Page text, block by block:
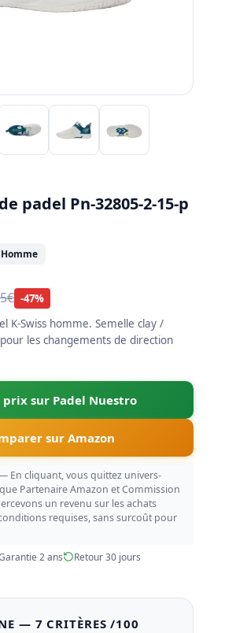
padel Pn-32805-2-15-p
Homme
-47%
K-Swiss homme. Semelle clay /
les changements de direction
sur Padel Nuestro
sur Amazon
En cliquant, vous quittez univers-
Partenaire Amazon et Commission
un revenu sur les achats
requises, sans surcoût pour
2 ans Retour 30 jours
— 7 CRITÈRES /100